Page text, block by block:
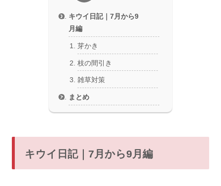
キウイ日記｜7月から9
月編
芽かき
枝の間引き
雑草対策
まとめ
キウイ日記｜7月から9月編